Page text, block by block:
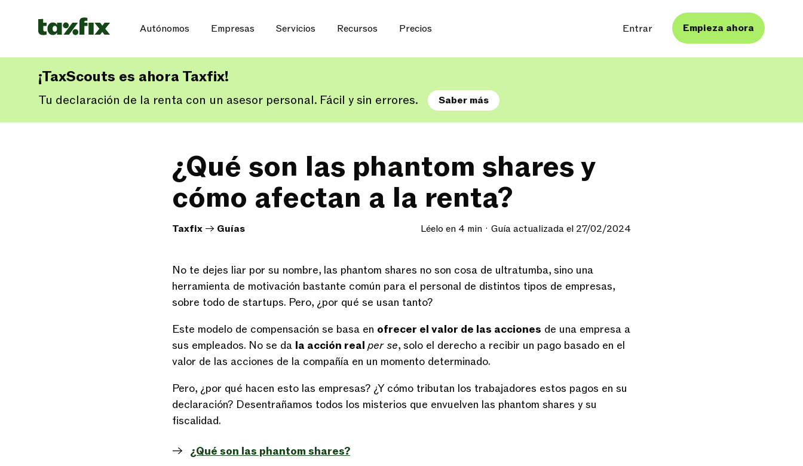
Autónomos Empresas Servicios Recursos Precios Entrar Empieza ahora
¡TaxScouts es ahora Taxfix!
Tu declaración de la renta con un asesor personal. Fácil y sin errores. Saber más
¿Qué son las phantom shares y
cómo afectan a la renta?
Taxfix -> Guías Léelo en 4 min Guía actualizada el 27/02/2024
No te dejes liar por su nombre, las phantom shares no son cosa de ultratumba, sino una
herramienta de motivación bastante común para el personal de distintos tipos de empresas,
sobre todo de startups. Pero, ¿por qué se usan tanto?
Este modelo de compensación se basa en ofrecer el valor de las acciones de una empresa a
sus empleados. No se da la acción real per se, solo el derecho a recibir un pago basado en el
valor de las acciones de la compañía en un momento determinado.
Pero, ¿por qué hacen esto las empresas? ¿Y cómo tributan los trabajadores estos pagos en su
declaración? Desentrañamos todos los misterios que envuelven las phantom shares y su
fiscalidad.
¿Qué son las phantom shares?